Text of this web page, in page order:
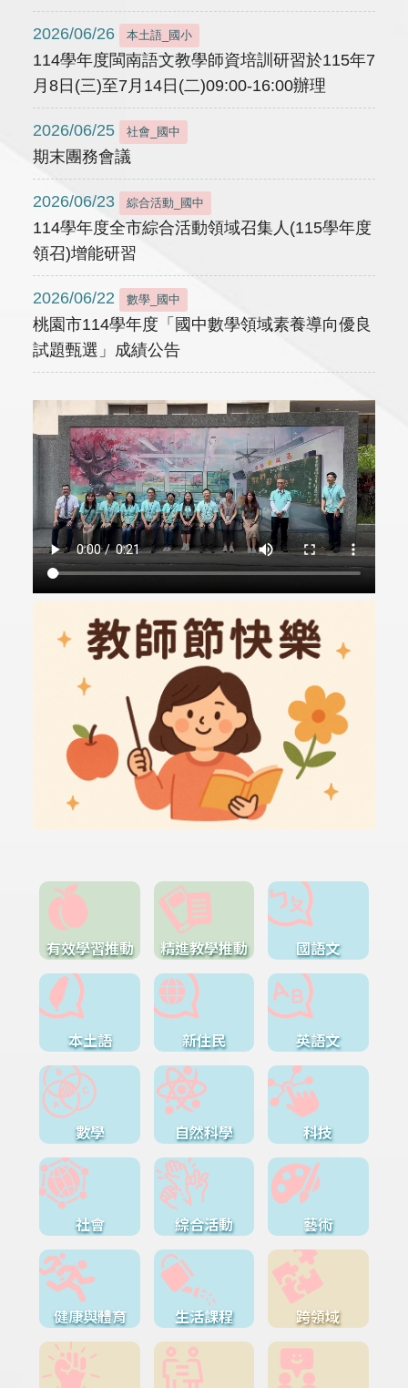
2026/06/26 本土語_國小
114學年度閩南語文教學師資培訓研習於115年7
月8日(三)至7月14日(二)09:00-16:00辦理
2026/06/25 社會_國中
期末團務會議
2026/06/23 綜合活動_國中
114學年度全市綜合活動領域召集人(115學年度
領召)增能研習
2026/06/22 數學_國中
桃園市114學年度「國中數學領域素養導向優良
試題甄選」成績公告
有效學習推動 精進教學推動 國語文
本土語 新住民 英語文
數學 自然科學 科技
社會 綜合活動 藝術
健康與體育 生活課程 跨領域